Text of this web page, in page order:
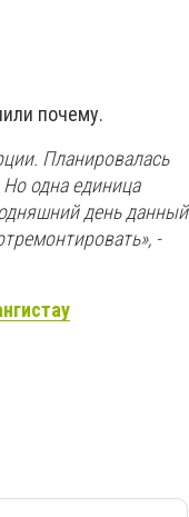
почему.
Планировалась
одна единица
день данный
-